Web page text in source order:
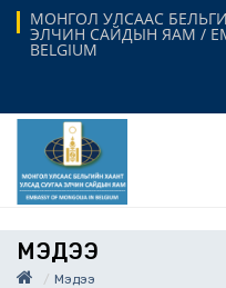
МОНГОЛ УЛСААС
ЭЛЧИН САЙДЫН ЯАМ /
BELGIUM
МЭДЭЭ
Мэдээ